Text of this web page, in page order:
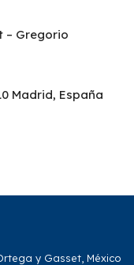
– Gregorio
Madrid, España
y Gasset, México